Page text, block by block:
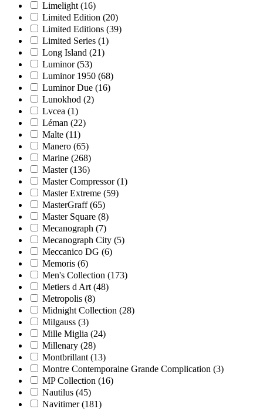
Limelight (16)
Limited Edition (20)
Limited Editions (39)
Limited Series (1)
Long Island (21)
Luminor (53)
Luminor 1950 (68)
Luminor Due (16)
Lunokhod (2)
Lvcea (1)
Léman (22)
Malte (11)
Manero (65)
Marine (268)
Master (136)
Master Compressor (1)
Master Extreme (59)
MasterGraff (65)
Master Square (8)
Mecanograph (7)
Mecanograph City (5)
Meccanico DG (6)
Memoris (6)
Men's Collection (173)
Metiers d Art (48)
Metropolis (8)
Midnight Collection (28)
Milgauss (3)
Mille Miglia (24)
Millenary (28)
Montbrillant (13)
Montre Contemporaine Grande Complication (3)
MP Collection (16)
Nautilus (45)
Navitimer (181)